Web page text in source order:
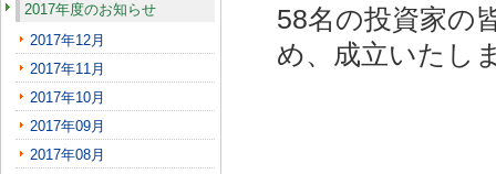
2017年度のお知らせ
2017年12月
2017年11月
2017年10月
2017年09月
2017年08月
58名の投資家の
め、成立いたし